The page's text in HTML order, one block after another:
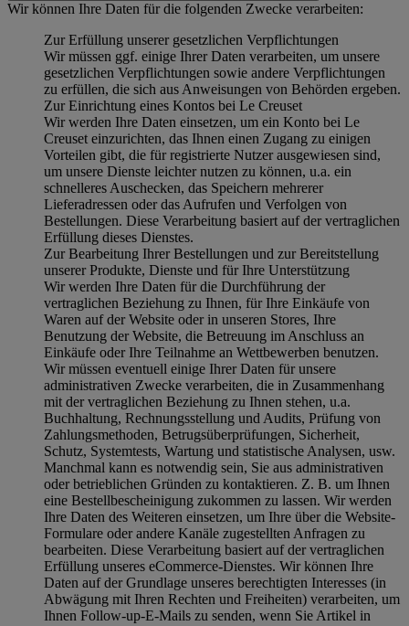
Wir können Ihre Daten für die folgenden Zwecke verarbeiten:
Zur Erfüllung unserer gesetzlichen Verpflichtungen
Wir müssen ggf. einige Ihrer Daten verarbeiten, um unsere
gesetzlichen Verpflichtungen sowie andere Verpflichtungen
zu erfüllen, die sich aus Anweisungen von Behörden ergeben.
Zur Einrichtung eines Kontos bei Le Creuset
Wir werden Ihre Daten einsetzen, um ein Konto bei Le
Creuset einzurichten, das Ihnen einen Zugang zu einigen
Vorteilen gibt, die für registrierte Nutzer ausgewiesen sind,
um unsere Dienste leichter nutzen zu können, u.a. ein
schnelleres Auschecken, das Speichern mehrerer
Lieferadressen oder das Aufrufen und Verfolgen von
Bestellungen. Diese Verarbeitung basiert auf der vertraglichen
Erfüllung dieses Dienstes.
Zur Bearbeitung Ihrer Bestellungen und zur Bereitstellung
unserer Produkte, Dienste und für Ihre Unterstützung
Wir werden Ihre Daten für die Durchführung der
vertraglichen Beziehung zu Ihnen, für Ihre Einkäufe von
Waren auf der Website oder in unseren Stores, Ihre
Benutzung der Website, die Betreuung im Anschluss an
Einkäufe oder Ihre Teilnahme an Wettbewerben benutzen.
Wir müssen eventuell einige Ihrer Daten für unsere
administrativen Zwecke verarbeiten, die in Zusammenhang
mit der vertraglichen Beziehung zu Ihnen stehen, u.a.
Buchhaltung, Rechnungsstellung und Audits, Prüfung von
Zahlungsmethoden, Betrugsüberprüfungen, Sicherheit,
Schutz, Systemtests, Wartung und statistische Analysen, usw.
Manchmal kann es notwendig sein, Sie aus administrativen
oder betrieblichen Gründen zu kontaktieren. Z. B. um Ihnen
eine Bestellbescheinigung zukommen zu lassen. Wir werden
Ihre Daten des Weiteren einsetzen, um Ihre über die Website-
Formulare oder andere Kanäle zugestellten Anfragen zu
bearbeiten. Diese Verarbeitung basiert auf der vertraglichen
Erfüllung unseres eCommerce-Dienstes. Wir können Ihre
Daten auf der Grundlage unseres berechtigten Interesses (in
Abwägung mit Ihren Rechten und Freiheiten) verarbeiten, um
Ihnen Follow-up-E-Mails zu senden, wenn Sie Artikel in